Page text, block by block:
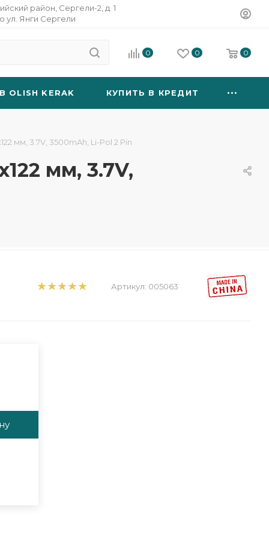
район, Сергели-2, д. 1
ул. Янги Сергели
0 0 0
OLISH KERAK КУПИТЬ В КРЕДИТ
мм, 3.7V, 3500mAh, Li-Pol 2 Pin
мм, 3.7V,
Артикул: 005063